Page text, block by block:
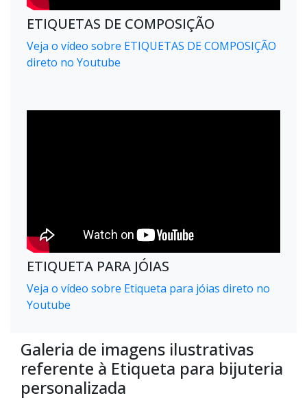
ETIQUETAS DE COMPOSIÇÃO
Veja o vídeo sobre ETIQUETAS DE COMPOSIÇÃO
direto no Youtube
ETIQUETA PARA JÓIAS
Veja o vídeo sobre Etiqueta para jóias direto no
Youtube
Galeria de imagens ilustrativas
referente à Etiqueta para bijuteria
personalizada